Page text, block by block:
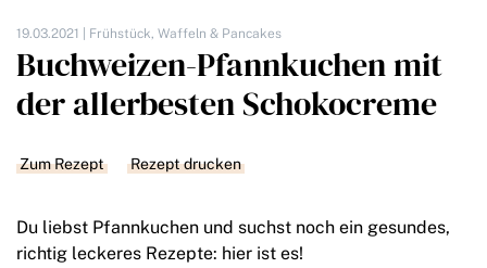
19.03.2021 | Frühstück, Waffeln & Pancakes
Buchweizen-Pfannkuchen mit
der allerbesten Schokocreme
Zum Rezept Rezept drucken
Du liebst Pfannkuchen und suchst noch ein gesundes,
richtig leckeres Rezepte: hier ist es!